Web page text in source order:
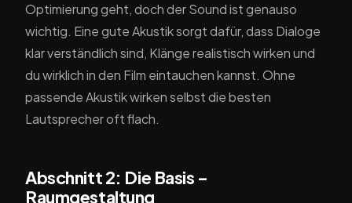
Optimierung geht, doch der Sound ist genauso
wichtig. Eine gute Akustik sorgt dafür, dass Dialoge
klar verständlich sind, Klänge realistisch wirken und
du wirklich in den Film eintauchen kannst. Ohne
passende Akustik wirken selbst die besten
Lautsprecher oft flach.
Abschnitt 2: Die Basis –
Raumgestaltung